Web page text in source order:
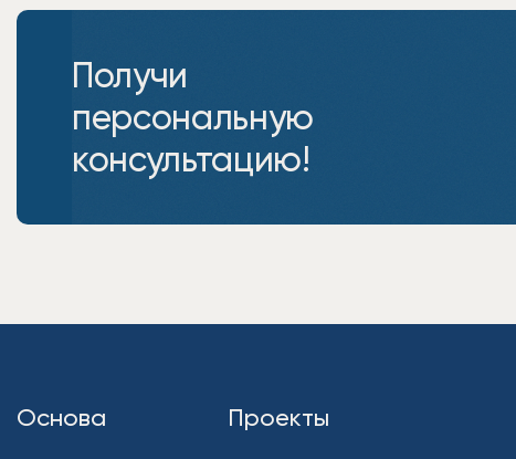
Получи
персональную
консультацию!
Основа Проекты